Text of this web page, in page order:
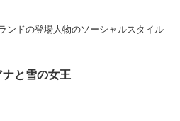
ンドの登場人物のソーシャルスタイル
ナと雪の女王